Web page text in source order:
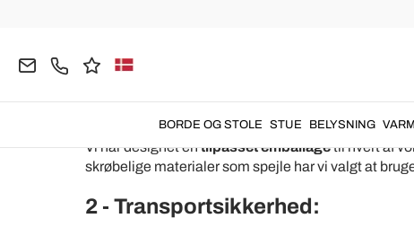
BORDE OG STOLE STUE BELYSNING
Viadurinis 7 Løfter
1 - Produktsikkerhed:
Vi har designet entilpasset emballagetil hvert af
skrøbelige materialer som spejle har vi valgt at
2 - Transportsikkerhed: